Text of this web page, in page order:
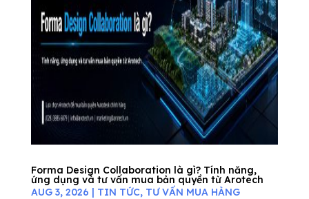
Forma Design Collaboration là gì? Tính năng,
ứng dụng và tư vấn mua bản quyền từ Arotech
AUG 3, 2026 | TIN TỨC, TƯ VẤN MUA HÀNG